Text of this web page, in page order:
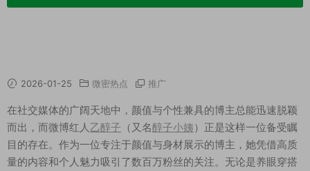
2026-01-25 微密热点 推广
在社交媒体的广阔天地中，颜值与个性兼具的博主总能迅速脱颖
而出，而微博红人 乙醇子 （又名醇子小姨）正是这样一位备受瞩
目的存在。作为一位专注于颜值与身材展示的博主，她凭借高质
量的内容和个人魅力吸引了数百万粉丝的关注。无论是养眼穿搭